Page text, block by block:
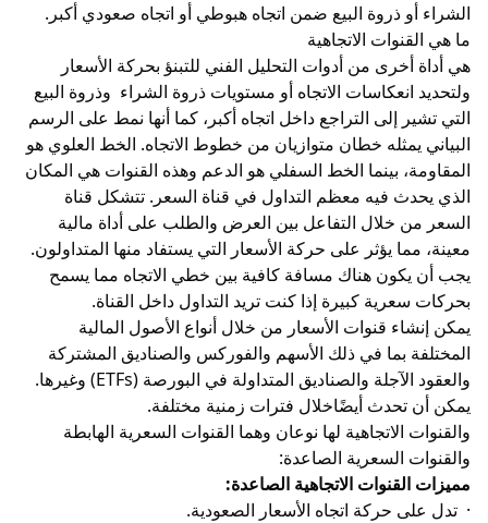
الشراء أو ذروة البيع ضمن اتجاه هبوطي أو اتجاه صعودي أكبر.
ما هي القنوات الاتجاهية
هي أداة أخرى من أدوات التحليل الفني للتبنؤ بحركة الأسعار
ولتحديد انعكاسات الاتجاه أو مستويات ذروة الشراء وذروة البيع
التي تشير إلى التراجع داخل اتجاه أكبر، كما أنها نمط على الرسم
البياني يمثله خطان متوازيان من خطوط الاتجاه. الخط العلوي هو
المقاومة، بينما الخط السفلي هو الدعم وهذه القنوات هي المكان
الذي يحدث فيه معظم التداول في قناة السعر. تتشكل قناة
السعر من خلال التفاعل بين العرض والطلب على أداة مالية
معينة، مما يؤثر على حركة الأسعار التي يستفاد منها المتداولون.
يجب أن يكون هناك مسافة كافية بين خطي الاتجاه مما يسمح
بحركات سعرية كبيرة إذا كنت تريد التداول داخل القناة.
يمكن إنشاء قنوات الأسعار من خلال أنواع الأصول المالية
المختلفة بما في ذلك الأسهم والفوركس والصناديق المشتركة
والعقود الآجلة والصناديق المتداولة في البورصة (ETFs)
وغيرها.
يمكن أن تحدث أيضًاخلال فترات زمنية مختلفة.
والقنوات الاتجاهية لها نوعان وهما القنوات السعرية الهابطة
والقنوات السعرية الصاعدة:
مميزات القنوات الاتجاهية الصاعدة:
· تدل على حركة اتجاه الأسعار الصعودية.